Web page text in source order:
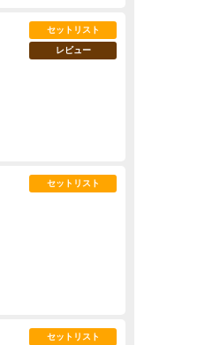
セットリスト
レビュー
セットリスト
セットリスト